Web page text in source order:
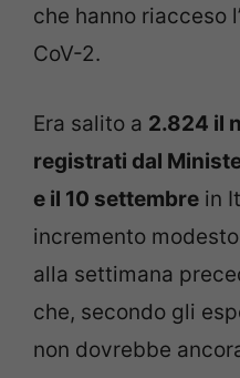
che hanno riacceso
CoV-2.
Era salito a 2.824 il
registrati dal
e il 10 settembre in
incremento
alla settimana
che, secondo gli
non dovrebbe